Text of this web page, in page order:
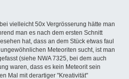
vielleicht 50x Vergrösserung hätte man
man es nach dem ersten Schnitt
hat, dass an dem Stück etwas faul
Meteoriten sucht, ist man
(siehe NWA 7325, bei dem auch
waren, dass es kein Meteorit sein
Mal mit derartiger "Kreativität"